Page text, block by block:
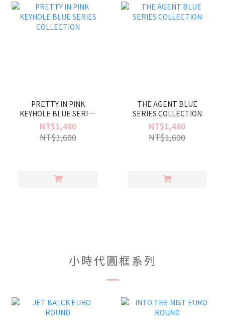
PRETTY IN PINK
KEYHOLE BLUE SERIES
COLLECTION
NT$1,480
NT$1,600
THE AGENT BLUE
SERIES COLLECTION
NT$1,480
NT$1,600
小時代圓框系列